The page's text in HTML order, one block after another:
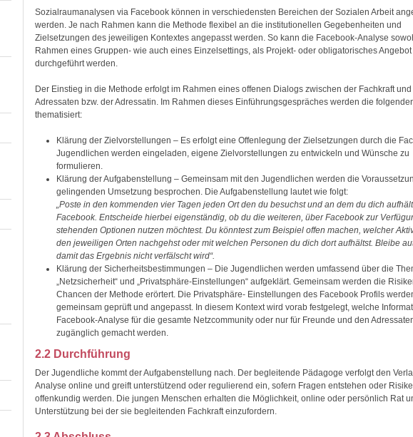
Sozialraumanalysen via Facebook können in verschiedensten Bereichen der Sozialen Arbeit
werden. Je nach Rahmen kann die Methode flexibel an die institutionellen Gegebenheiten und
Zielsetzungen des jeweiligen Kontextes angepasst werden. So kann die Facebook-Analyse
Rahmen eines Gruppen- wie auch eines Einzelsettings, als Projekt- oder obligatorisches Angebot
durchgeführt werden.
Der Einstieg in die Methode erfolgt im Rahmen eines offenen Dialogs zwischen der Fachkraft
Adressaten bzw. der Adressatin. Im Rahmen dieses Einführungsgespräches werden die
thematisiert:
Klärung der Zielvorstellungen – Es erfolgt eine Offenlegung der Zielsetzungen durch die
Jugendlichen werden eingeladen, eigene Zielvorstellungen zu entwickeln und Wünsche zu
formulieren.
Klärung der Aufgabenstellung – Gemeinsam mit den Jugendlichen werden die
gelingenden Umsetzung besprochen. Die Aufgabenstellung lautet wie folgt:
„Poste in den kommenden vier Tagen jeden Ort den du besuchst und an dem du dich
Facebook. Entscheide hierbei eigenständig, ob du die weiteren, über Facebook zur
stehenden Optionen nutzen möchtest. Du könntest zum Beispiel offen machen, welcher
den jeweiligen Orten nachgehst oder mit welchen Personen du dich dort aufhältst. Bleibe
damit das Ergebnis nicht verfälscht wird“.
Klärung der Sicherheitsbestimmungen – Die Jugendlichen werden umfassend über die
„Netzsicherheit“ und „Privatsphäre-Einstellungen“ aufgeklärt. Gemeinsam werden die
Chancen der Methode erörtert. Die Privatsphäre- Einstellungen des Facebook Profils
gemeinsam geprüft und angepasst. In diesem Kontext wird vorab festgelegt, welche
Facebook-Analyse für die gesamte Netzcommunity oder nur für Freunde und den
zugänglich gemacht werden.
2.2 Durchführung
Der Jugendliche kommt der Aufgabenstellung nach. Der begleitende Pädagoge verfolgt den
Analyse online und greift unterstützend oder regulierend ein, sofern Fragen entstehen oder
offenkundig werden. Die jungen Menschen erhalten die Möglichkeit, online oder persönlich Rat
Unterstützung bei der sie begleitenden Fachkraft einzufordern.